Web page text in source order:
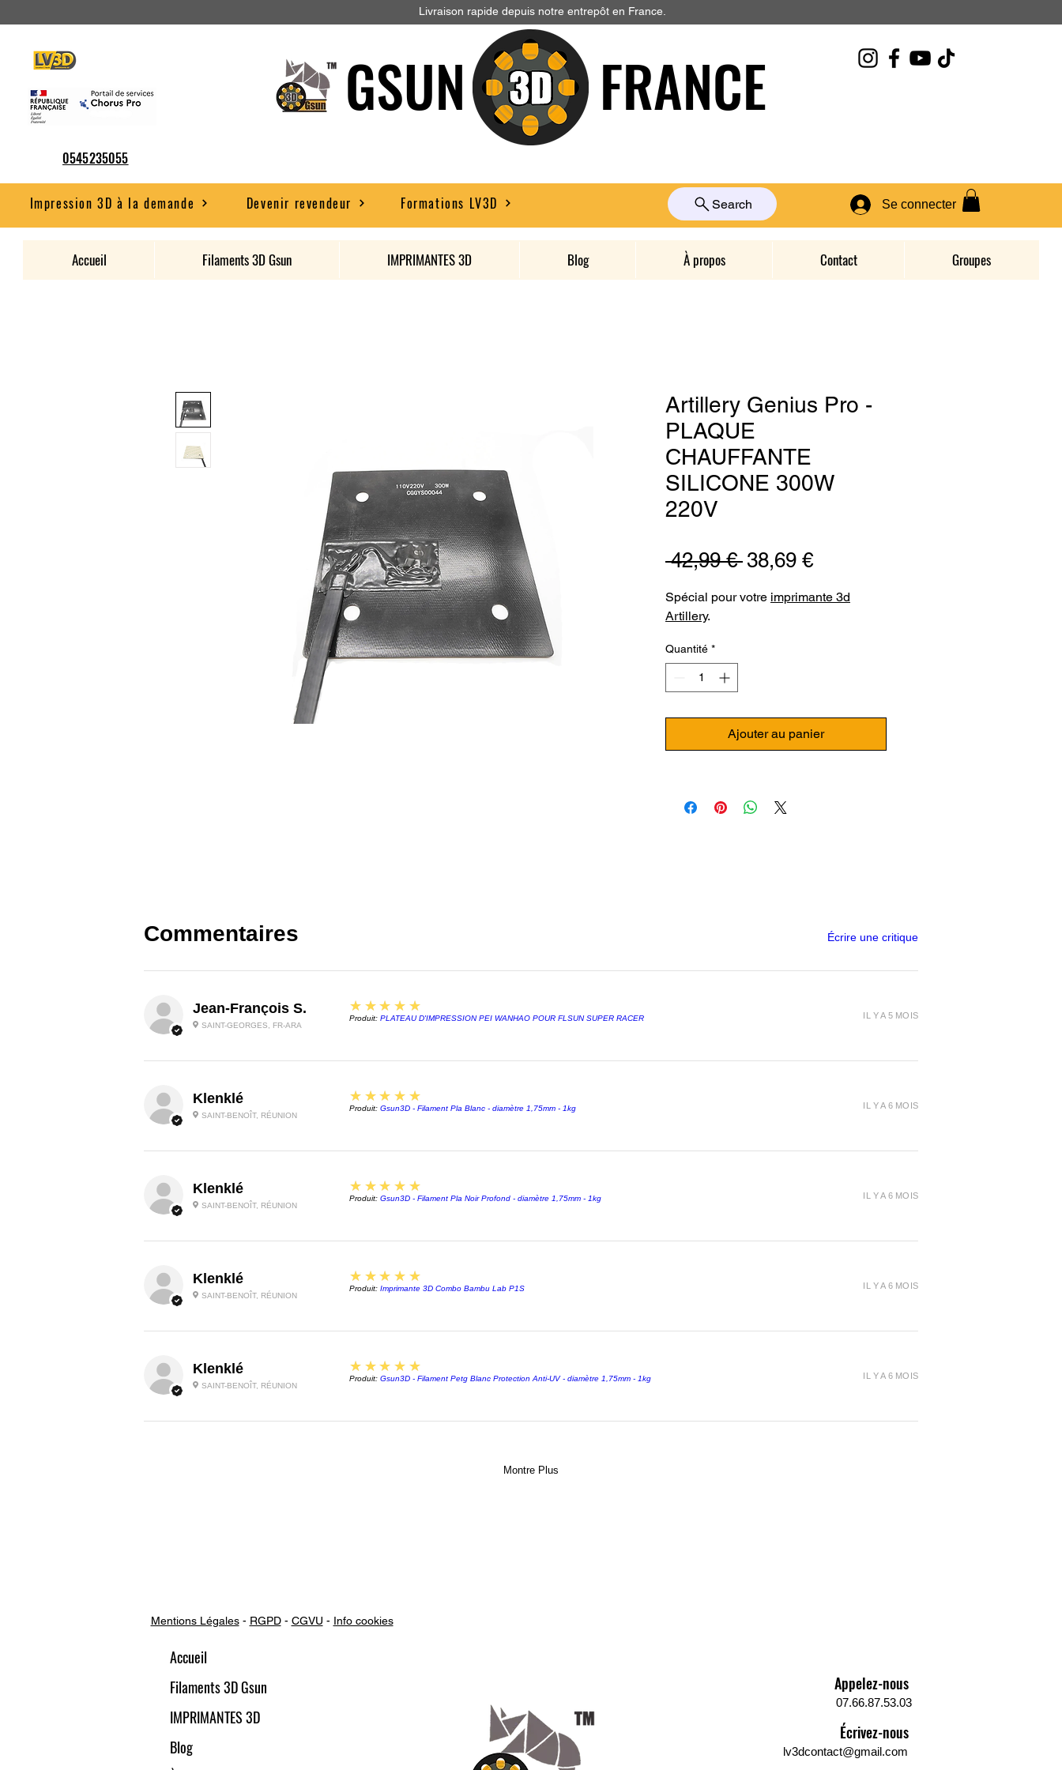
Livraison rapide depuis notre entrepôt en France.
0545235055
GSUN FRANCE
Impression 3D à la demande Devenir revendeur Formations LV3D Se connecter
Search
Accueil Filaments 3D Gsun IMPRIMANTES 3D Blog À propos Contact Groupes
Artillery Genius Pro -
PLAQUE
CHAUFFANTE
SILICONE 300W
220V
42,99 € Prix
38,69 €Prix
Spécial pour votre imprimante 3d
Artillery.
Quantité *
Ajouter au panier
Commentaires Écrire une critique
Jean-François S.
SAINT-GEORGES, FR-ARA
5
★★★★★
Produit: PLATEAU D'IMPRESSION PEI WANHAO POUR FLSUN SUPER RACER IL Y A 5 MOIS
Klenklé
SAINT-BENOÎT, RÉUNION
5
★★★★★
Produit: Gsun3D - Filament Pla Blanc - diamètre 1,75mm - 1kg IL Y A 6 MOIS
Klenklé
SAINT-BENOÎT, RÉUNION
5
★★★★★
Produit: Gsun3D - Filament Pla Noir Profond - diamètre 1,75mm - 1kg IL Y A 6 MOIS
Klenklé
SAINT-BENOÎT, RÉUNION
5
★★★★★
Produit: Imprimante 3D Combo Bambu Lab P1S IL Y A 6 MOIS
Klenklé
SAINT-BENOÎT, RÉUNION
5
★★★★★
Produit: Gsun3D - Filament Petg Blanc Protection Anti-UV - diamètre 1,75mm - 1kg IL Y A 6 MOIS
Montre Plus
Mentions Légales- RGPD- CGVU - Info cookies
Accueil
Filaments 3D Gsun
IMPRIMANTES 3D
Blog
Appelez-nous
07.66.87.53.03
Écrivez-nous
lv3dcontact@gmail.com